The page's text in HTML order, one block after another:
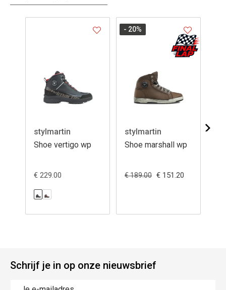
stylmartin
Shoe vertigo wp
€ 229.00
stylmartin
Shoe marshall wp
€ 189.00 € 151.20
- 20%
Schrijf je in op onze nieuwsbrief